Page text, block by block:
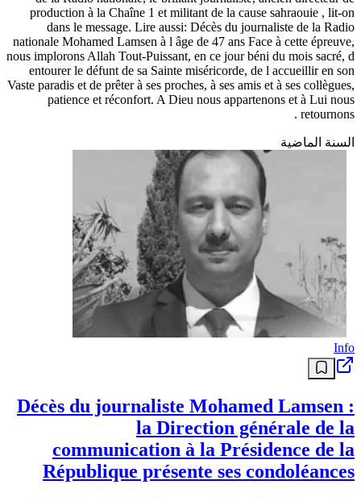
production à la Chaîne 1 et militant de la cause sahraouie , lit-on
dans le message. Lire aussi: Décès du journaliste de la Radio
nationale Mohamed Lamsen à l âge de 47 ans Face à cette épreuve,
nous implorons Allah Tout-Puissant, en ce jour béni du mois sacré, d
entourer le défunt de sa Sainte miséricorde, de l accueillir en son
Vaste paradis et de prêter à ses proches, à ses amis et à ses collègues,
patience et réconfort. A Dieu nous appartenons et à Lui nous
retournons .
السنة الماضية
Info
Décès du journaliste Mohamed Lamsen :
la Direction générale de la
communication à la Présidence de la
République présente ses condoléances